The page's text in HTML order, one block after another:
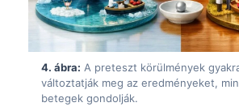
4. ábra: A preteszt körülmények
változtatják meg az eredményeket,
betegek gondolják.